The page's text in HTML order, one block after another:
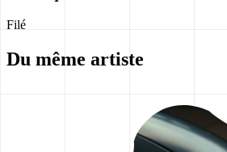
Filé
Du même artiste